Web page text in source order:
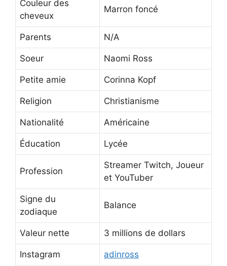
Couleur des
cheveux
Marron foncé
Parents N/A
Soeur Naomi Ross
Petite amie Corinna Kopf
Religion Christianisme
Nationalité Américaine
Éducation Lycée
Profession
Streamer Twitch, Joueur
et YouTuber
Signe du
zodiaque
Balance
Valeur nette 3 millions de dollars
Instagram adinross